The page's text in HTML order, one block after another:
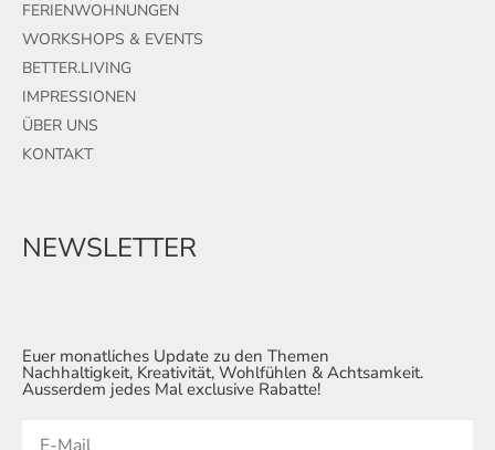
FERIENWOHNUNGEN
WORKSHOPS & EVENTS
BETTER.LIVING
IMPRESSIONEN
ÜBER UNS
KONTAKT
NEWSLETTER
Euer monatliches Update zu den Themen
Nachhaltigkeit, Kreativität, Wohlfühlen & Achtsamkeit.
Ausserdem jedes Mal exclusive Rabatte!